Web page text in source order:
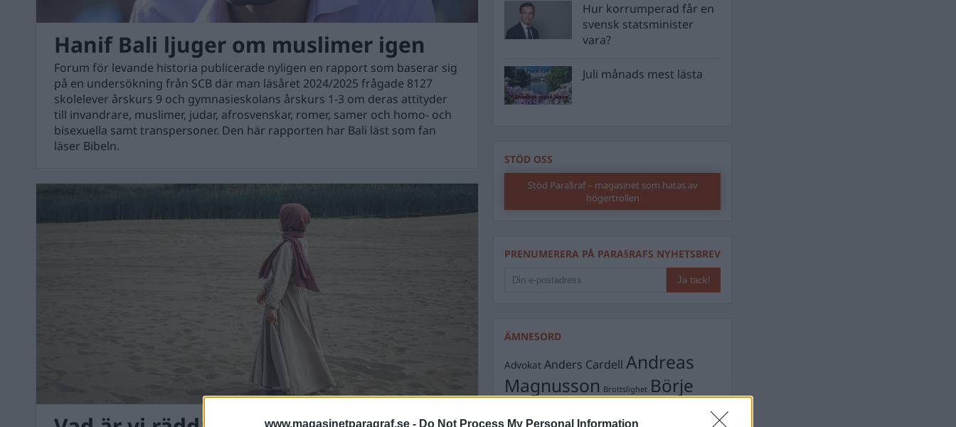
www.magasinetparagraf.se - Do Not Process My Personal Information
Hanif Bali ljuger om muslimer igen
Forum för levande historia publicerade nyligen en rapport som baserar sig
på en undersökning från SCB där man läsåret 2024/2025 frågade 8127
skolelever årskurs 9 och gymnasieskolans årskurs 1-3 om deras attityder
till invandrare, muslimer, judar, afrosvenskar, romer, samer och homo- och
bisexuella samt transpersoner. Den här rapporten har Bali läst som fan
läser Bibeln.
Hur korrumperad får en
svensk statsminister
vara?
Juli månads mest lästa
STÖD OSS
Stöd Para§raf – magasinet som hatas av
högertrollen
PRENUMERERA PÅ PARA§RAFS NYHETSBREV
ÄMNESORD
Advokat Anders Cardell Andreas
Magnusson Brottslighet Börje